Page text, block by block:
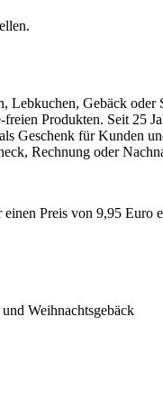
Lebkuchen, Gebäck
Produkten. Seit 25
Geschenk für Kunden
Rechnung oder
Preis von 9,95 Euro
Weihnachtsgebäck